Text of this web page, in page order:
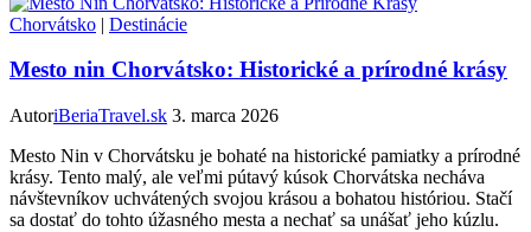
Chorvátsko | Destinácie
Mesto nin Chorvátsko: Historické a prírodné krásy
AutoriBeriaTravel.sk 3. marca 2026
Mesto Nin v Chorvátsku je bohaté na historické pamiatky a prírodné
krásy. Tento malý, ale veľmi pútavý kúsok Chorvátska necháva
návštevníkov uchvátených svojou krásou a bohatou históriou. Stačí
sa dostať do tohto úžasného mesta a nechať sa unášať jeho kúzlu.